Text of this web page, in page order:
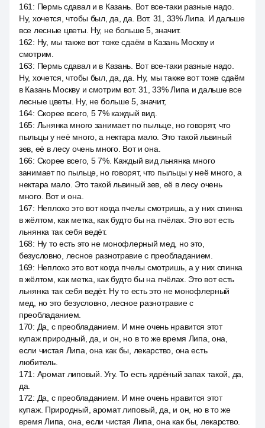
161 : Пермь сдавал и в Казань. Вот все-таки разные надо.
Ну, хочется, чтобы был, да, да. Вот. 31, 33% Липа. И дальше
все лесные цветы. Ну, не больше 5, значит.
162: Ну, мы также вот тоже сдаём в Казань Москву и
смотрим.
163: Пермь сдавал и в Казань. Вот все-таки разные надо.
Ну, хочется, чтобы был, да, да. Ну, мы также вот тоже сдаём
в Казань Москву и смотрим вот. 31, 33% Липа и дальше все
лесные цветы. Ну, не больше 5, значит,
164: Скорее всего, 5 7% каждый вид.
165: Льнянка много занимает по пыльце, но говорят, что
пыльцы у неё много, а нектара мало. Это такой львиный
зев, её в лесу очень много. Вот и она.
166: Скорее всего, 5 7%. Каждый вид льнянка много
занимает по пыльце, но говорят, что пыльцы у неё много, а
нектара мало. Это такой львиный зев, её в лесу очень
много. Вот и она.
167: Неплохо это вот когда пчелы смотришь, а у них спинка
в жёлтом, как метка, как будто бы на пчёлах. Это вот есть
льнянка так себя ведёт.
168: Ну то есть это не монофлерный мед, но это,
безусловно, лесное разнотравие с преобладанием.
169: Неплохо это вот когда пчелы смотришь, а у них спинка
в жёлтом, как метка, как будто бы на пчёлах. Это вот есть
льнянка так себя ведёт. Ну то есть это не монофлерный
мед, но это безусловно, лесное разнотравие с
преобладанием.
170: Да, с преобладанием. И мне очень нравится этот
купаж природный, да, и он, но в то же время Липа, она,
если чистая Липа, она как бы, лекарство, она есть
любитель.
171 : Аромат липовый. Угу. То есть ядрёный запах такой, да,
да.
172: Да, с преобладанием. И мне очень нравится этот
купаж. Природный, аромат липовый, да, и он, но в то же
время Липа, она, если чистая Липа, она как бы, лекарство.